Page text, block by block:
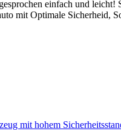
einfach und
mit Optimale Sicherheid,
mit hohem